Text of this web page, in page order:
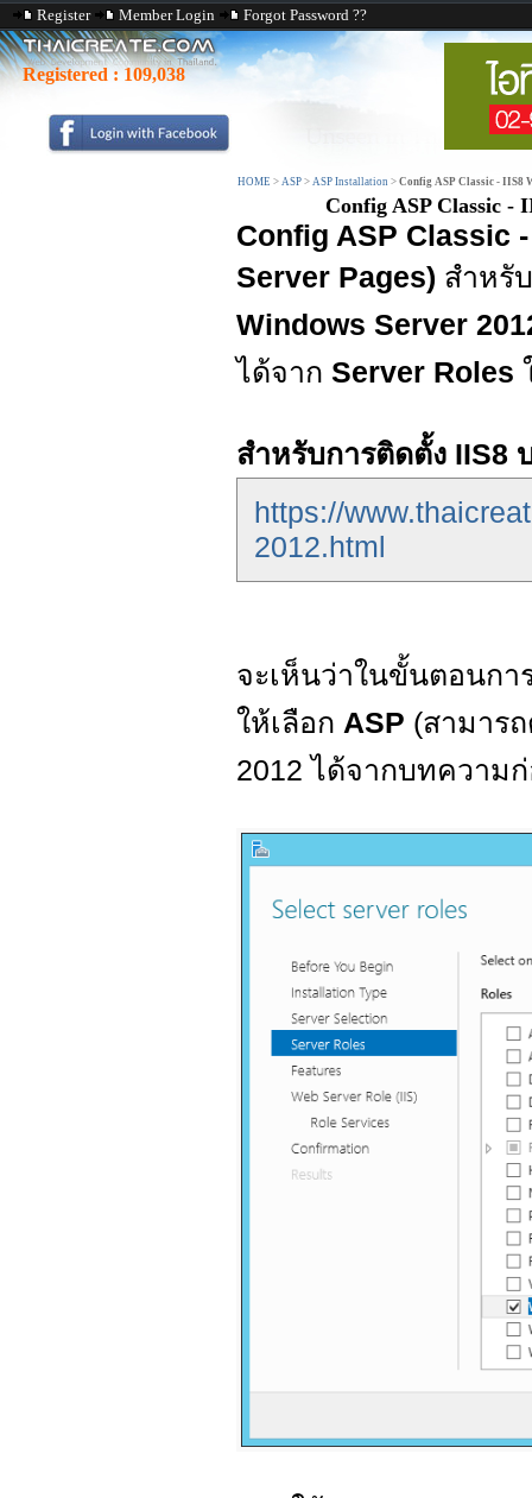
Register Member Login Forgot Password ??
Registered : 109,038
HOME > ASP > ASP Installation > Config ASP Classic - IIS8
Config ASP Classic -
Config ASP Classic
Server Pages) สำหรั
Windows Server
ได้จาก Server Roles
สำหรับการติดตั้ง IIS8
https://
2012.html
จะเห็นว่าในขั้นตอนกา
ให้เลือก ASP (สามาร
2012 ได้จากบทความ